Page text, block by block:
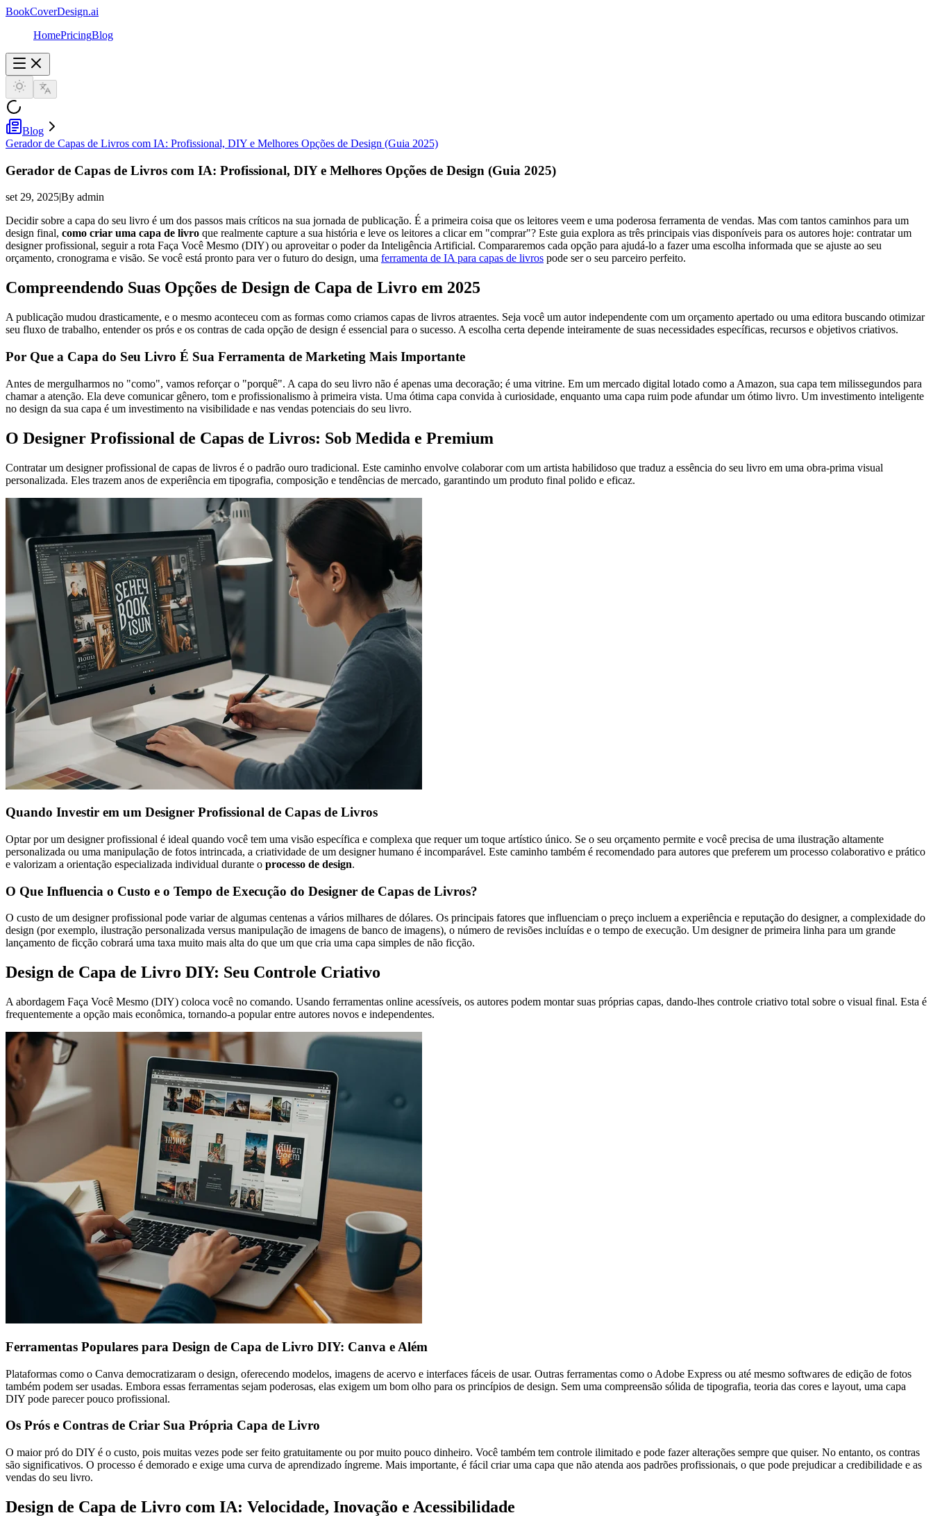
BookCoverDesign.ai
HomePricingBlog
Blog
Gerador de Capas de Livros com IA: Profissional, DIY e Melhores Opções de Design (Guia 2025)
Gerador de Capas de Livros com IA: Profissional, DIY e Melhores Opções de Design (Guia 2025)
set 29, 2025|By admin
Decidir sobre a capa do seu livro é um dos passos mais críticos na sua jornada de publicação. É a primeira coisa que os leitores veem e uma poderosa ferramenta de vendas. Mas com tantos caminhos para um
design final, como criar uma capa de livro que realmente capture a sua história e leve os leitores a clicar em "comprar"? Este guia explora as três principais vias disponíveis para os autores hoje: contratar um
designer profissional, seguir a rota Faça Você Mesmo (DIY) ou aproveitar o poder da Inteligência Artificial. Compararemos cada opção para ajudá-lo a fazer uma escolha informada que se ajuste ao seu
orçamento, cronograma e visão. Se você está pronto para ver o futuro do design, uma ferramenta de IA para capas de livros pode ser o seu parceiro perfeito.
Compreendendo Suas Opções de Design de Capa de Livro em 2025
A publicação mudou drasticamente, e o mesmo aconteceu com as formas como criamos capas de livros atraentes. Seja você um autor independente com um orçamento apertado ou uma editora buscando otimizar
seu fluxo de trabalho, entender os prós e os contras de cada opção de design é essencial para o sucesso. A escolha certa depende inteiramente de suas necessidades específicas, recursos e objetivos criativos.
Por Que a Capa do Seu Livro É Sua Ferramenta de Marketing Mais Importante
Antes de mergulharmos no "como", vamos reforçar o "porquê". A capa do seu livro não é apenas uma decoração; é uma vitrine. Em um mercado digital lotado como a Amazon, sua capa tem milissegundos para
chamar a atenção. Ela deve comunicar gênero, tom e profissionalismo à primeira vista. Uma ótima capa convida à curiosidade, enquanto uma capa ruim pode afundar um ótimo livro. Um investimento inteligente
no design da sua capa é um investimento na visibilidade e nas vendas potenciais do seu livro.
O Designer Profissional de Capas de Livros: Sob Medida e Premium
Contratar um designer profissional de capas de livros é o padrão ouro tradicional. Este caminho envolve colaborar com um artista habilidoso que traduz a essência do seu livro em uma obra-prima visual
personalizada. Eles trazem anos de experiência em tipografia, composição e tendências de mercado, garantindo um produto final polido e eficaz.
Quando Investir em um Designer Profissional de Capas de Livros
Optar por um designer profissional é ideal quando você tem uma visão específica e complexa que requer um toque artístico único. Se o seu orçamento permite e você precisa de uma ilustração altamente
personalizada ou uma manipulação de fotos intrincada, a criatividade de um designer humano é incomparável. Este caminho também é recomendado para autores que preferem um processo colaborativo e prático
e valorizam a orientação especializada individual durante o processo de design.
O Que Influencia o Custo e o Tempo de Execução do Designer de Capas de Livros?
O custo de um designer profissional pode variar de algumas centenas a vários milhares de dólares. Os principais fatores que influenciam o preço incluem a experiência e reputação do designer, a complexidade do
design (por exemplo, ilustração personalizada versus manipulação de imagens de banco de imagens), o número de revisões incluídas e o tempo de execução. Um designer de primeira linha para um grande
lançamento de ficção cobrará uma taxa muito mais alta do que um que cria uma capa simples de não ficção.
Design de Capa de Livro DIY: Seu Controle Criativo
A abordagem Faça Você Mesmo (DIY) coloca você no comando. Usando ferramentas online acessíveis, os autores podem montar suas próprias capas, dando-lhes controle criativo total sobre o visual final. Esta é
frequentemente a opção mais econômica, tornando-a popular entre autores novos e independentes.
Ferramentas Populares para Design de Capa de Livro DIY: Canva e Além
Plataformas como o Canva democratizaram o design, oferecendo modelos, imagens de acervo e interfaces fáceis de usar. Outras ferramentas como o Adobe Express ou até mesmo softwares de edição de fotos
também podem ser usadas. Embora essas ferramentas sejam poderosas, elas exigem um bom olho para os princípios de design. Sem uma compreensão sólida de tipografia, teoria das cores e layout, uma capa
DIY pode parecer pouco profissional.
Os Prós e Contras de Criar Sua Própria Capa de Livro
O maior pró do DIY é o custo, pois muitas vezes pode ser feito gratuitamente ou por muito pouco dinheiro. Você também tem controle ilimitado e pode fazer alterações sempre que quiser. No entanto, os contras
são significativos. O processo é demorado e exige uma curva de aprendizado íngreme. Mais importante, é fácil criar uma capa que não atenda aos padrões profissionais, o que pode prejudicar a credibilidade e as
vendas do seu livro.
Design de Capa de Livro com IA: Velocidade, Inovação e Acessibilidade